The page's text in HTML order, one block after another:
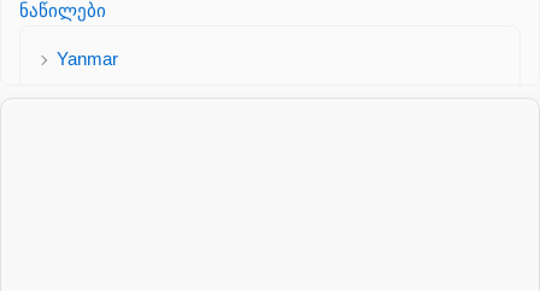
ნაწილები
Yanmar